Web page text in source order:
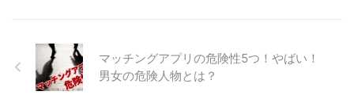
マッチングアプリの危険性5つ！やばい！
男女の危険人物とは？